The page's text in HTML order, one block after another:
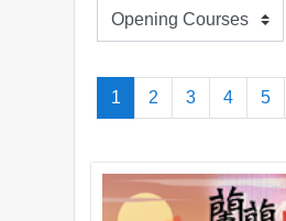
1 (current)
2 3 4 5